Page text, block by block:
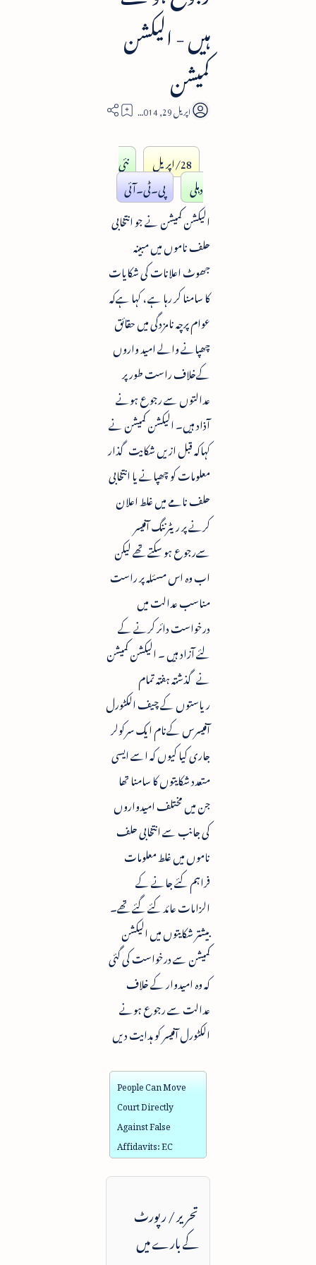
ہیں - الیکشن
کمیشن
1
28/اپریل
نئی
دہلی
پی۔ٹی۔آئی
الیکشن کمیشن نے جو انتخابی
حلف ناموں میں مبینہ
جھوٹ اعلانات کی شکایات
کا سامنا کر رہا ہے ، کہا ہےکہ
عوام پرچہ نامزدگی میں حقائق
چھپانے والے امید واروں
کےخلاف راست طور پر
عدالتوں سے رجوع ہونے
آذاد ہیں۔ الیکشن کمیشن نے
کہاکہ قبل ازیں شکایت گذار
معلومات کو چھپانے یا انتخابی
حلف نامے میں غلط اعلان
کرنے پر ریٹرننگ آفیسر
سےرجوع ہو سکتے تھے لیکن
اب وہ اس مسئلہ پر راست
مناسب عدالت میں
درخواست دائر کرنے کے
لئے آزاد ہیں ۔ الیکشن کمیشن
نے گذشتہ ہفتہ تمام
ریاستوں کے چیف الکٹورل
آفیسرس کےنام ایک سرکولر
جاری کیا کیوں کہ اسے ایسی
متعدد شکایتوں کا سامنا تھا
جن میں مختلف امیدواروں
کی جانب سے انتخابی حلف
ناموں میں غلط معلومات
فراہم کئے جانے کے
الزامات عائد کئے گئے تھے۔
بیشتر شکایتوں میں الیکشن
کمیشن سے درخواست کی گئی
کہ وہ امیدوار کے خلاف
عدالت سے رجوع ہونے
الکٹورل آفیسر کو ہدایت دیں
People Can Move
Court Directly
Against False
Affidavits: EC
تحریر / رپورٹ
کے بارے میں